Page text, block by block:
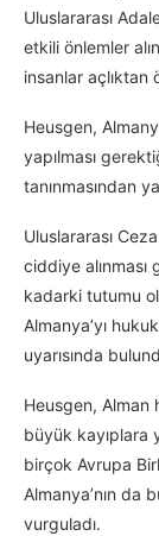
Uluslararası
etkili önlemler
insanlar açlıktan
Heusgen,
yapılması
tanınmasından
Uluslararası
ciddiye
kadarki tutumu
Almanya’yı
uyarısında
Heusgen, Alman
büyük kayıplara
birçok Avrupa
Almanya’nın da
vurguladı.